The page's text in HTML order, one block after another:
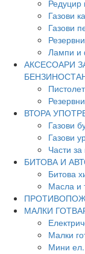
Редуцир
Газови
Газови
Лампи и
АКСЕСОАРИ
ВТОРА
Газови
Газови
Части
БИТОВА И
Битова
Масла и
МАЛКИ
Малки
Мини